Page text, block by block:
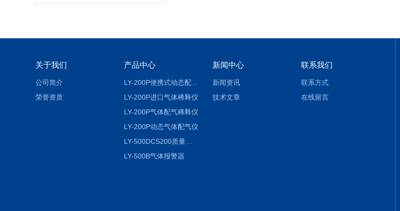
关于我们
公司简介
荣誉资质
产品中心
LY-200P便携式动态配气仪进口
LY-200P进口气体稀释仪
LY-200P气体配气稀释仪
LY-200P动态气体配气仪
LY-500DCS200质量流量控制仪
LY-500B气体报警器
新闻中心
新闻资讯
技术文章
联系我们
联系方式
在线留言